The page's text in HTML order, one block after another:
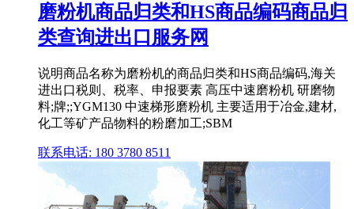
磨粉机商品归类和HS商品编码商品归
类查询进出口服务网
说明商品名称为磨粉机的商品归类和HS商品编码,海关
进出口税则、税率、申报要素 高压中速磨粉机 研磨物
料;牌;;YGM130 中速梯形磨粉机 主要适用于冶金,建材,
化工等矿产品物料的粉磨加工;SBM
联系电话: 180 3780 8511